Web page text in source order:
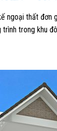
thất đơn
trong khu